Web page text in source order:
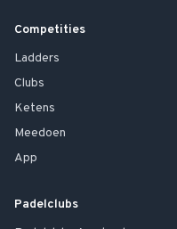
Competities
Ladders
Clubs
Ketens
Meedoen
App
Padelclubs